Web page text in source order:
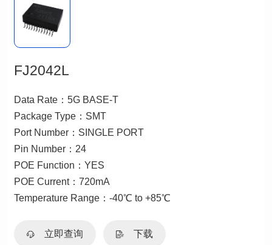
FJ2042L
Data Rate：5G BASE-T
Package Type：SMT
Port Number：SINGLE PORT
Pin Number：24
POE Function：YES
POE Current：720mA
Temperature Range：-40℃ to +85℃
立即查询 下载